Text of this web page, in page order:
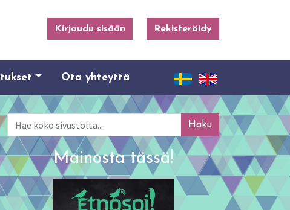
Kirjaudu sisään Rekisteröidy
Ota yhteyttä
Haku
Mainosta tässä!